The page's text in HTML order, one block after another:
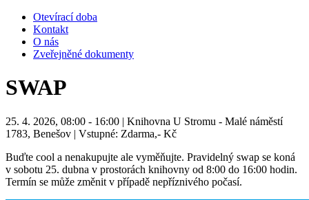
Otevírací doba
Kontakt
O nás
Zveřejněné dokumenty
SWAP
25. 4. 2026, 08:00 - 16:00 | Knihovna U Stromu - Malé náměstí
1783, Benešov | Vstupné: Zdarma,- Kč
Buďte cool a nenakupujte ale vyměňujte. Pravidelný swap se koná
v sobotu 25. dubna v prostorách knihovny od 8:00 do 16:00 hodin.
Termín se může změnit v případě nepříznivého počasí.